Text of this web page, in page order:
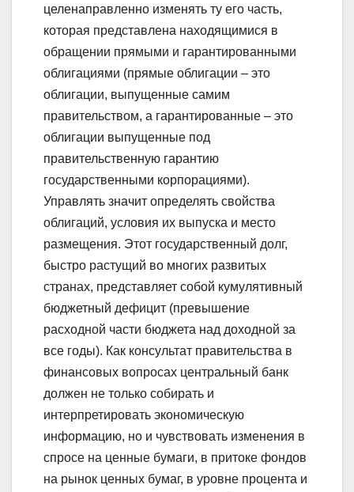
целенаправленно изменять ту его часть,
которая представлена находящимися в
обращении прямыми и гарантированными
облигациями (прямые облигации – это
облигации, выпущенные самим
правительством, а гарантированные – это
облигации выпущенные под
правительственную гарантию
государственными корпорациями).
Управлять значит определять свойства
облигаций, условия их выпуска и место
размещения. Этот государственный долг,
быстро растущий во многих развитых
странах, представляет собой кумулятивный
бюджетный дефицит (превышение
расходной части бюджета над доходной за
все годы). Как консультат правительства в
финансовых вопросах центральный банк
должен не только собирать и
интерпретировать экономическую
информацию, но и чувствовать изменения в
спросе на ценные бумаги, в притоке фондов
на рынок ценных бумаг, в уровне процента и